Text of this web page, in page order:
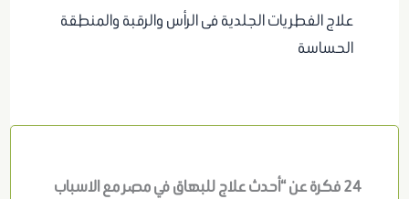
علاج الفطريات الجلدية فى الرأس والرقبة والمنطقة
الحساسة
24 فكرة عن “أحدث علاج للبهاق في مصر مع الاسباب